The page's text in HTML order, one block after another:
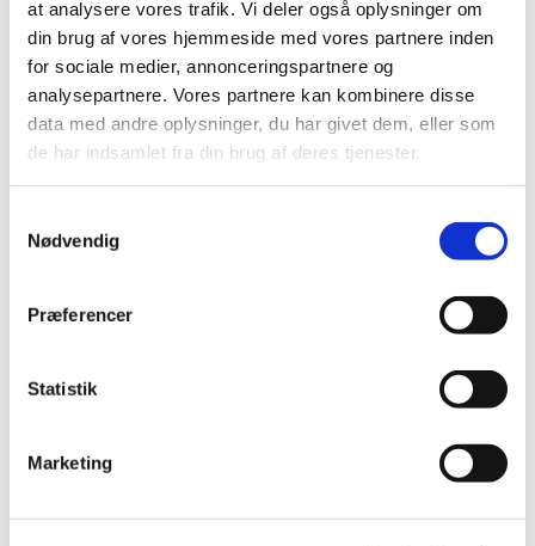
at analysere vores trafik. Vi deler også oplysninger om
din brug af vores hjemmeside med vores partnere inden
for sociale medier, annonceringspartnere og
analysepartnere. Vores partnere kan kombinere disse
data med andre oplysninger, du har givet dem, eller som
de har indsamlet fra din brug af deres tjenester.
Nødvendig
Præferencer
Statistik
Marketing
Suspendering af Europharma DK ApS'
tilladelser til fremstilling og distribution af
lægemidler
|8. november 2017|
Lægemiddelsikkerhed og Medicinsk Udstyr
kommer til at indgå i Lægemiddelstyrelsens
Det er igen muligt at ansøge om tilladelse til
parallelimport via DKMAnet